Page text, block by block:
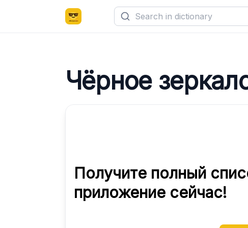
Чёрное
Получите полный
приложение сейчас!